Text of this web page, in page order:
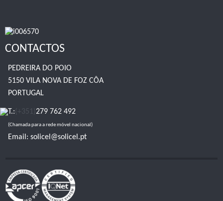
CONTACTOS
PEDREIRA DO POIO
5150 VILA NOVA DE FOZ CÔA
PORTUGAL
T.: (+351) 279 762 492
(Chamada para a rede móvel nacional)
Email: solicel@solicel.pt